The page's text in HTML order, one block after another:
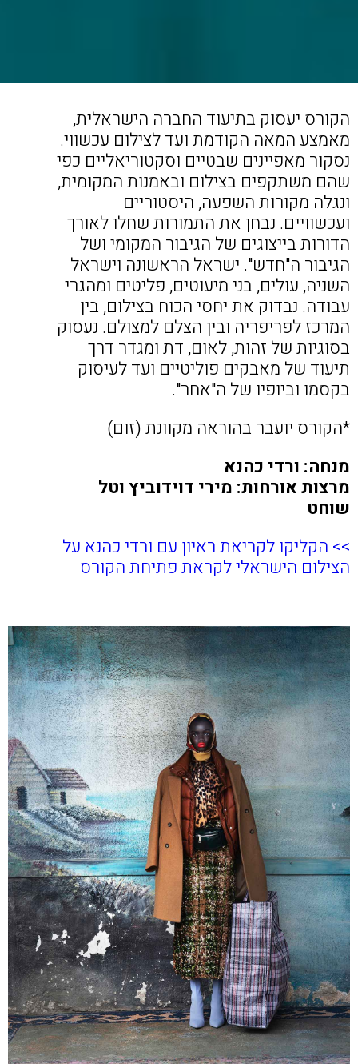
הקורס יעסוק בתיעוד החברה הישראלית,
מאמצע המאה הקודמת ועד לצילום עכשווי.
נסקור מאפיינים שבטיים וסקטוריאליים כפי
שהם משתקפים בצילום ובאמנות המקומית,
ונגלה מקורות השפעה, היסטוריים
ועכשוויים. נבחן את התמורות שחלו לאורך
הדורות בייצוגים של הגיבור המקומי ושל
הגיבור ה"חדש". ישראל הראשונה וישראל
השניה, עולים, בני מיעוטים, פליטים ומהגרי
עבודה. נבדוק את יחסי הכוח בצילום, בין
המרכז לפריפריה ובין הצלם למצולם. נעסוק
בסוגיות של זהות, לאום, דת ומגדר דרך
תיעוד של מאבקים פוליטיים ועד לעיסוק
בקסמו וביופיו של ה"אחר".
*הקורס יועבר בהוראה מקוונת (זום)
מנחה: ורדי כהנא
מרצות אורחות: מירי דוידוביץ וטל
שוחט
>> הקליקו לקריאת ראיון עם ורדי כהנא על
הצילום הישראלי לקראת פתיחת הקורס